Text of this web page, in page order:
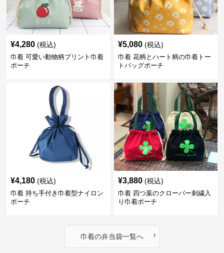
¥4,280 (税込)
巾着 可愛い動物柄プリント巾着
ポーチ
¥5,080 (税込)
巾着 花柄とハート柄の巾着トー
トバッグポーチ
¥4,180 (税込)
巾着 持ち手付き巾着型ナイロン
ポーチ
¥3,880 (税込)
巾着 四つ葉のクローバー刺繍入
り巾着ポーチ
巾着の弁当袋一覧へ ›